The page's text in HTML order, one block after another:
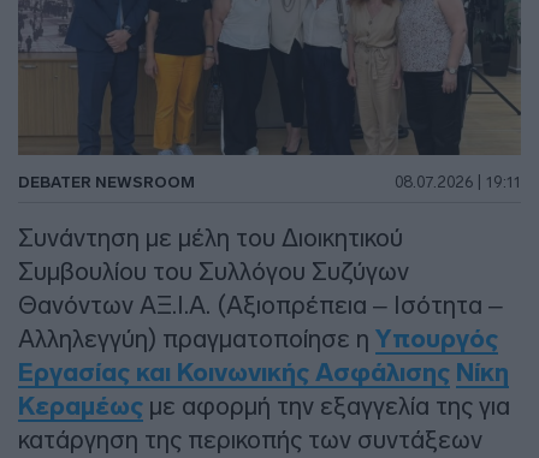
DEBATER NEWSROOM 08.07.2026 | 19:11
Συνάντηση με μέλη του Διοικητικού
Συμβουλίου του Συλλόγου Συζύγων
Θανόντων ΑΞ.Ι.Α. (Αξιοπρέπεια – Ισότητα –
Αλληλεγγύη) πραγματοποίησε η Υπουργός
Εργασίας και Κοινωνικής Ασφάλισης Νίκη
Κεραμέως με αφορμή την εξαγγελία της για
κατάργηση της περικοπής των συντάξεων